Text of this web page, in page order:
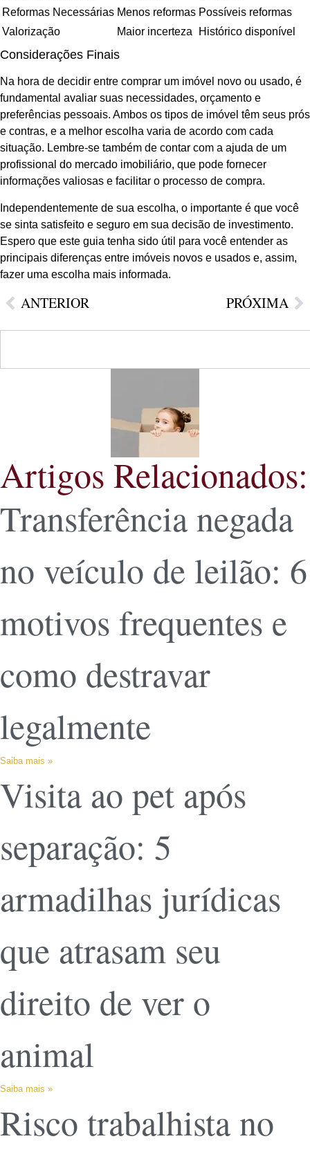
Reformas Necessárias Menos reformas Possíveis reformas
Valorização
Maior incerteza Histórico disponível
Considerações Finais
Na hora de decidir entre comprar um imóvel novo ou usado, é
fundamental avaliar suas necessidades, orçamento e
preferências pessoais. Ambos os tipos de imóvel têm seus prós
e contras, e a melhor escolha varia de acordo com cada
situação. Lembre-se também de contar com a ajuda de um
profissional do mercado imobiliário, que pode fornecer
informações valiosas e facilitar o processo de compra.
Independentemente de sua escolha, o importante é que você
se sinta satisfeito e seguro em sua decisão de investimento.
Espero que este guia tenha sido útil para você entender as
principais diferenças entre imóveis novos e usados e, assim,
fazer uma escolha mais informada.
ANTERIOR PRÓXIMA
Artigos Relacionados:
Transferência negada
no veículo de leilão: 6
motivos frequentes e
como destravar
legalmente
Saiba mais »
Visita ao pet após
separação: 5
armadilhas jurídicas
que atrasam seu
direito de ver o
animal
Saiba mais »
Risco trabalhista no